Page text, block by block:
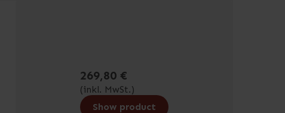
269,80 €
(inkl. MwSt.)
Show product